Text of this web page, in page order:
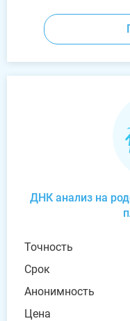
ДНК анализ на
Точность
Срок
Анонимность
Цена